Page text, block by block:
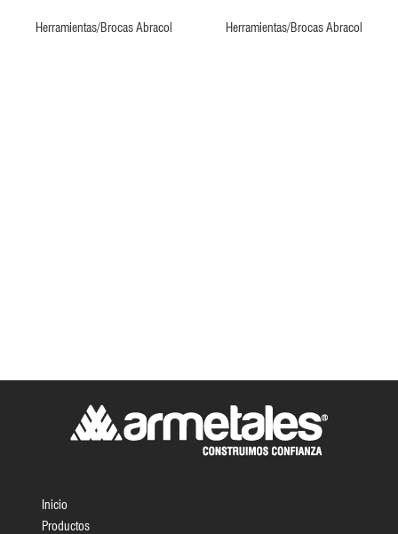
Herramientas/Brocas Abracol Herramientas/Brocas Abracol
Inicio
Productos